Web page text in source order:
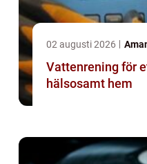
02 augusti 2026
Vattenrening för
hälsosamt hem